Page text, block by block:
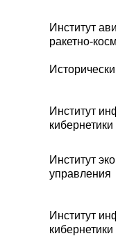
Институт
ракетно-
Исторический
Институт
кибернетики
Институт
управления
Институт
кибернетики